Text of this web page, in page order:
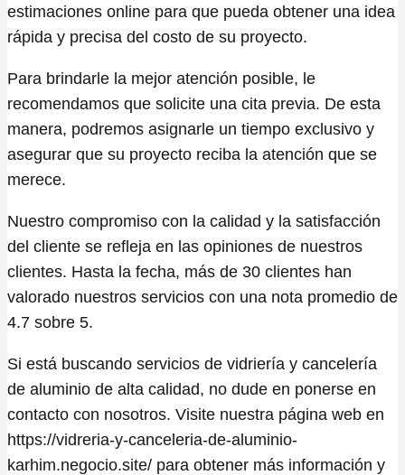
estimaciones online para que pueda obtener una idea
rápida y precisa del costo de su proyecto.
Para brindarle la mejor atención posible, le
recomendamos que solicite una cita previa. De esta
manera, podremos asignarle un tiempo exclusivo y
asegurar que su proyecto reciba la atención que se
merece.
Nuestro compromiso con la calidad y la satisfacción
del cliente se refleja en las opiniones de nuestros
clientes. Hasta la fecha, más de 30 clientes han
valorado nuestros servicios con una nota promedio de
4.7 sobre 5.
Si está buscando servicios de vidriería y cancelería
de aluminio de alta calidad, no dude en ponerse en
contacto con nosotros. Visite nuestra página web en
https://vidreria-y-canceleria-de-aluminio-
karhim.negocio.site/ para obtener más información y